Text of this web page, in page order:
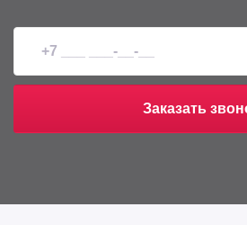
Заказать